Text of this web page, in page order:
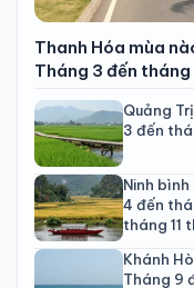
Thanh Hóa mùa
Tháng 3 đến
Quảng
3 đến
Ninh
4 đến
tháng 11
Khánh
Tháng 9